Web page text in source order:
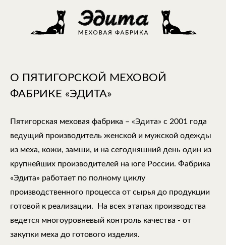
О ПЯТИГОРСКОЙ МЕХОВОЙ
ФАБРИКЕ «ЭДИТА»
Пятигорская меховая фабрика – «Эдита» с 2001 года
ведущий производитель женской и мужской одежды
из меха, кожи, замши, и на сегодняшний день один из
крупнейших производителей на юге России. Фабрика
«Эдита» работает по полному циклу
производственного процесса от сырья до продукции
готовой к реализации. На всех этапах производства
ведется многоуровневый контроль качества - от
закупки меха до готового изделия.